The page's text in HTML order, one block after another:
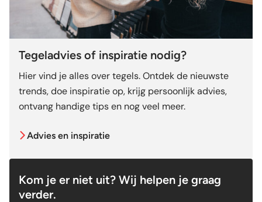
Tegeladvies of inspiratie nodig?
Hier vind je alles over tegels. Ontdek de nieuwste
trends, doe inspiratie op, krijg persoonlijk advies,
ontvang handige tips en nog veel meer.
Advies en inspiratie
Kom je er niet uit? Wij helpen je graag
verder.